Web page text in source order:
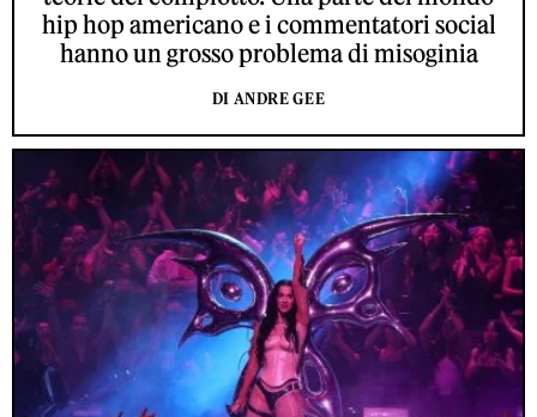
hip hop americano e i commentatori social
hanno un grosso problema di misoginia
DI ANDRE GEE